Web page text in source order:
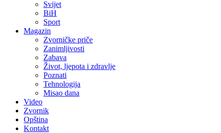
Svijet
BiH
Sport
Magazin
Zvorničke priče
Zanimljivosti
Zabava
Život, ljepota i zdravlje
Poznati
Tehnologija
Misao dana
Video
Zvornik
Opština
Kontakt